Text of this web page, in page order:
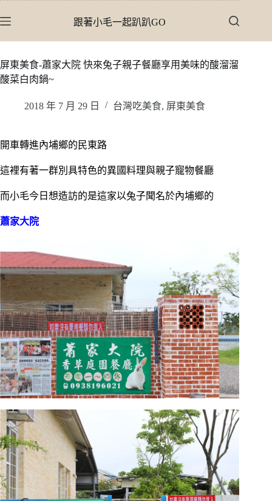
至
內
容
跟著小毛一起趴趴GO
屏東美食-蕭家大院 快來兔子親子餐廳享用美味的酸溜溜
酸菜白肉鍋~
2018 年 7 月 29 日 台灣吃美食, 屏東美食
開車轉進內埔鄉的民東路
這裡有著一群別具特色的異國料理與親子寵物餐廳
而小毛今日想造訪的是這家以兔子聞名於內埔鄉的
蕭家大院